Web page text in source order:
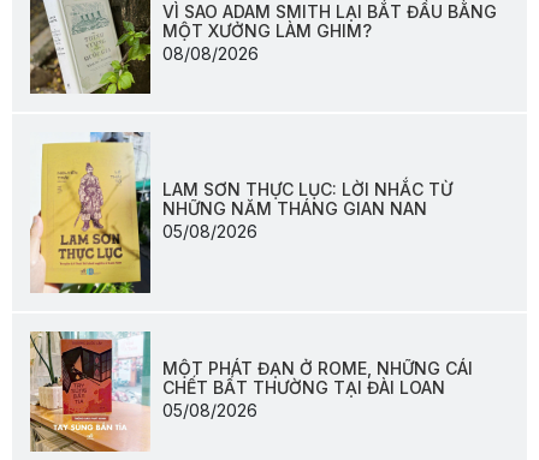
VÌ SAO ADAM SMITH LẠI BẮT ĐẦU BẰNG
MỘT XƯỞNG LÀM GHIM?
08/08/2026
LAM SƠN THỰC LỤC: LỜI NHẮC TỪ
NHỮNG NĂM THÁNG GIAN NAN
05/08/2026
MỘT PHÁT ĐẠN Ở ROME, NHỮNG CÁI
CHẾT BẤT THƯỜNG TẠI ĐÀI LOAN
05/08/2026